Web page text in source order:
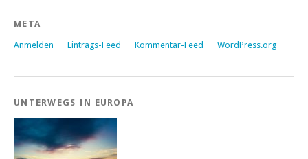
META
Anmelden Eintrags-Feed Kommentar-Feed WordPress.org
UNTERWEGS IN EUROPA